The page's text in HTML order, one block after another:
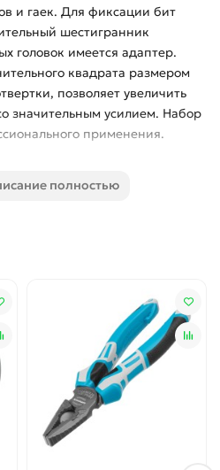
и гаек. Для фиксации бит
шестигранник
головок имеется адаптер.
квадрата размером
позволяет увеличить
значительным усилием. Набор
применения.
придерживая другой
— стержень отвертки
образования
двухкомпонентная Т-образная
формы имеет
— набор
кейс.
полностью